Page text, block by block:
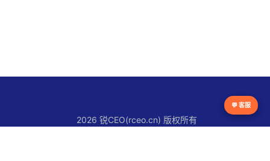
2026 锐CEO(rceo.cn) 版权所有
💬 客服